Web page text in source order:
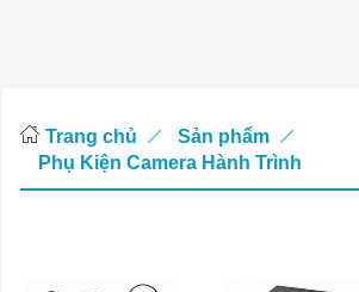
Trang chủ
Sản phẩm
Phụ Kiện Camera Hành Trình